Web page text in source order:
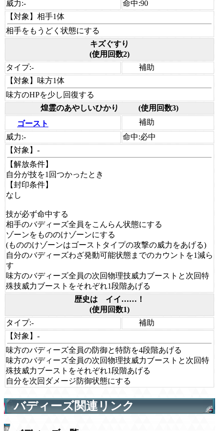
威力:- 命中:90
【対象】 相手1体
相手をもうどく状態にする
キズぐすり
(使用回数2)
タイプ:-
補助
【対象】 味方1体
味方のHPを少し回復する
煌霊のあやしいひかり
(使用回数3)
ゴースト
補助
威力:- 命中:必中
【対象】 -
【解放条件】
自分が技を1回つかったとき
【封印条件】
なし
技が必ず命中する
相手のバディーズ全員をこんらん状態にする
ゾーンをもののけゾーンにする
(もののけゾーンはゴーストタイプの攻撃の威力をあげる)
自分のバディーズわざ発動可能状態までのカウントを1減ら
す
味方のバディーズ全員の次回物理技威力ブーストと次回特
殊技威力ブーストをそれぞれ1段階あげる
歴史は イイ……！
(使用回数1)
タイプ:-
補助
【対象】 -
味方のバディーズ全員の防御と特防を4段階あげる
味方のバディーズ全員の次回物理技威力ブーストと次回特
殊技威力ブーストをそれぞれ1段階あげる
自分を次回ダメージ防御状態にする
バディーズ関連リンク